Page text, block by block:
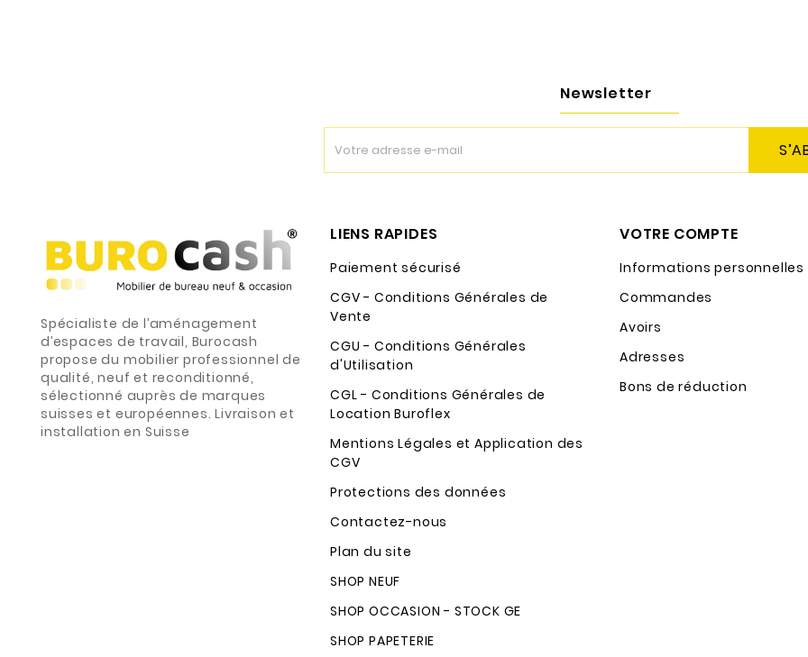
Newsletter
Spécialiste de l’aménagement
d’espaces de travail, Burocash
propose du mobilier professionnel de
qualité, neuf et reconditionné,
sélectionné auprès de marques
suisses et européennes. Livraison et
installation en Suisse
LIENS RAPIDES
Paiement sécurisé
CGV - Conditions Générales de
Vente
CGU - Conditions Générales
d'Utilisation
CGL - Conditions Générales de
Location Buroflex
Mentions Légales et Application des
CGV
Protections des données
Contactez-nous
Plan du site
SHOP NEUF
SHOP OCCASION - STOCK GE
SHOP PAPETERIE
VOTRE COMPTE
Informations personnelles
Commandes
Avoirs
Adresses
Bons de réduction